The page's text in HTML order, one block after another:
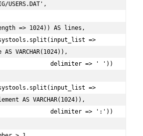
USERS.DAT',
=> 1024)) AS lines,
VARCHAR(1024)),
AS VARCHAR(1024)),